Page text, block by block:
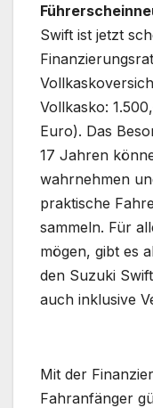
Swift ist jetzt
Vollkasko:
Euro). Das
17 Jahren
wahrnehmen
praktische
sammeln. Für
mögen, gibt es
den Suzuki
auch inklusive
Mit der
Fahranfänger